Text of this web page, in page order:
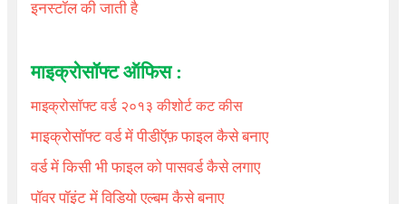
इनस्टॉल की जाती है
माइक्रोसॉफ्ट ऑफिस:
माइक्रोसॉफ्ट वर्ड २०१३ कीशोर्ट कट कीस
माइक्रोसॉफ्ट वर्ड में पीडीऍफ़ फाइल कैसे बनाए
वर्ड में किसी भी फाइल को पासवर्ड कैसे लगाए
पॉवर पॉइंट में विडियो एल्बम कैसे बनाए